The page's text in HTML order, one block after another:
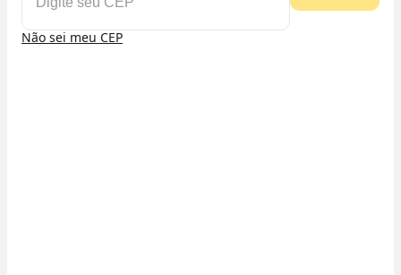
Não sei meu CEP